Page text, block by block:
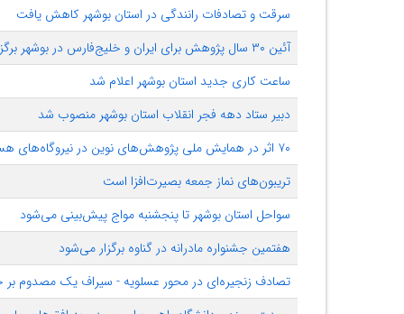
سرقت و تصادفات رانندگی در استان بوشهر کاهش یافت
آئین ۳۰ سال پژوهش برای ایران و خلیج‌فارس در بوشهر برگزار شد
ساعت کاری جدید استان بوشهر اعلام شد
دبیر ستاد دهه فجر انقلاب استان بوشهر منصوب شد
۷۰ اثر در همایش ملی پژوهش‌های نوین در نیروگاه‌های هسته‌ای پذیرفته شد
تریبون‌های نماز جمعه بصیرت‌افزا است
سواحل استان بوشهر تا پنجشنبه مواج پیش‌بینی می‌شود
هفتمین جشنواره مادرانه در گناوه برگزار می‌شود
تصادف زنجیره‌ای در محور عسلویه - سیراف یک مصدوم